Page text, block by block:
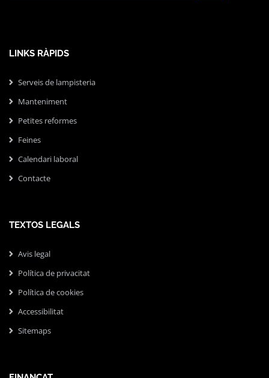
LINKS RÀPIDS
Serveis de lampisteria
Manteniment
Petites reformes
Feines
Calendari laboral
Contacte
TEXTOS LEGALS
Avis legal
Política de privacitat
Política de cookies
Accessibilitat
Sitemaps